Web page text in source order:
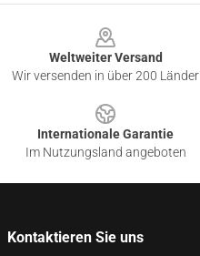
Weltweiter Versand
Wir versenden in über 200 Länder
Internationale Garantie
Im Nutzungsland angeboten
Kontaktieren Sie uns